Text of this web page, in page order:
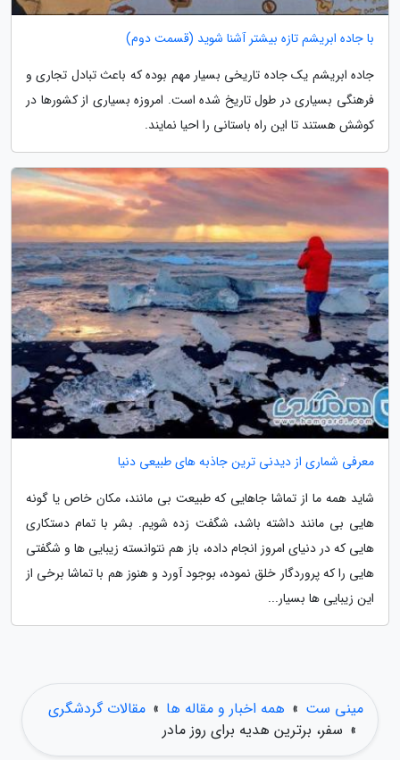
با جاده ابریشم تازه بیشتر آشنا شوید (قسمت دوم)
جاده ابریشم یک جاده تاریخی بسیار مهم بوده که باعث تبادل تجاری و
فرهنگی بسیاری در طول تاریخ شده است. امروزه بسیاری از کشورها در
کوشش هستند تا این راه باستانی را احیا نمایند.
معرفی شماری از دیدنی ترین جاذبه های طبیعی دنیا
شاید همه ما از تماشا جاهایی که طبیعت بی مانند، مکان خاص یا گونه
هایی بی مانند داشته باشد، شگفت زده شویم. بشر با تمام دستکاری
هایی که در دنیای امروز انجام داده، باز هم نتوانسته زیبایی ها و شگفتی
هایی را که پروردگار خلق نموده، بوجود آورد و هنوز هم با تماشا برخی از
این زیبایی ها بسیار...
مینی ست » همه اخبار و مقاله ها » مقالات گردشگری
» سفر، برترین هدیه برای روز مادر